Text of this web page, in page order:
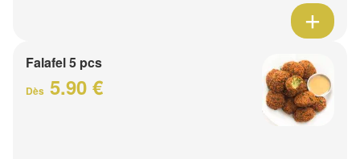
Falafel 5 pcs
Dès 5.90 €